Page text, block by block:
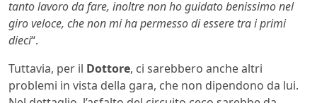
tanto lavoro da fare, inoltre non ho guidato benissimo nel
giro veloce, che non mi ha permesso di essere tra i primi
dieci“.
Tuttavia, per il Dottore, ci sarebbero anche altri
problemi in vista della gara, che non dipendono da lui.